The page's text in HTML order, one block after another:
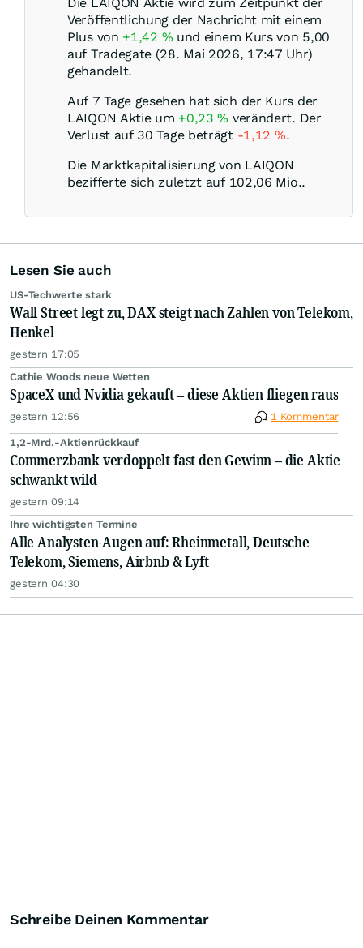
Veröffentlichung der Nachricht mit einem
Plus von +1,42 % und einem Kurs von 5,00
auf Tradegate (28. Mai 2026, 17:47 Uhr)
gehandelt.
Auf 7 Tage gesehen hat sich der Kurs der
LAIQON Aktie um +0,23% verändert. Der
Verlust auf 30 Tage beträgt -1,12 %.
Die Marktkapitalisierung von LAIQON
bezifferte sich zuletzt auf 102,06 Mio..
Lesen Sie auch
US-Techwerte stark
Wall Street legt zu, DAX steigt nach Zahlen von Telekom,
Henkel
gestern 17:05
Cathie Woods neue Wetten
SpaceX und Nvidia gekauft – diese Aktien fliegen raus
gestern 12:56 1 Kommentar
1,2-Mrd.-Aktienrückkauf
Commerzbank verdoppelt fast den Gewinn – die Aktie
schwankt wild
gestern 09:14
Ihre wichtigsten Termine
Alle Analysten-Augen auf: Rheinmetall, Deutsche
Telekom, Siemens, Airbnb & Lyft
gestern 04:30
Schreibe Deinen Kommentar